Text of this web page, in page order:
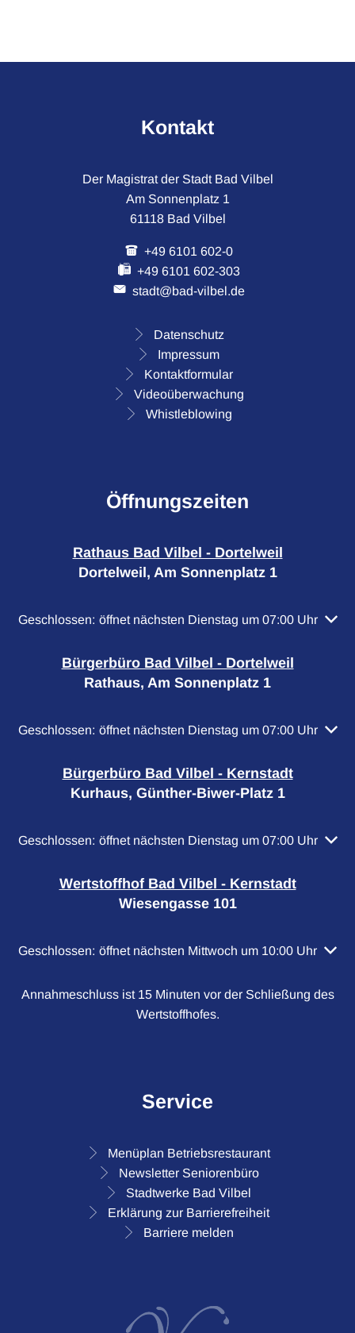
Kontakt
Der Magistrat der Stadt Bad Vilbel
Am Sonnenplatz 1
61118 Bad Vilbel
+49 6101 602-0
+49 6101 602-303
stadt@bad-vilbel.de
Datenschutz
Impressum
Kontaktformular
Videoüberwachung
Whistleblowing
Öffnungszeiten
Rathaus Bad Vilbel - Dortelweil
Dortelweil, Am Sonnenplatz 1
Klicken, um weitere Öffnungs- oder Schließzeiten
Geschlossen: öffnet nächsten Dienstag um 07:00 Uhr
Bürgerbüro Bad Vilbel - Dortelweil
Rathaus, Am Sonnenplatz 1
Klicken, um weitere Öffnungs- oder Schließzeiten
Geschlossen: öffnet nächsten Dienstag um 07:00 Uhr
Bürgerbüro Bad Vilbel - Kernstadt
Kurhaus, Günther-Biwer-Platz 1
Klicken, um weitere Öffnungs- oder Schließzeiten
Geschlossen: öffnet nächsten Dienstag um 07:00 Uhr
Wertstoffhof Bad Vilbel - Kernstadt
Wiesengasse 101
Klicken, um weitere Öffnungs- oder Schließzeiten
Geschlossen: öffnet nächsten Mittwoch um 10:00 Uhr
Annahmeschluss ist 15 Minuten vor der Schließung des
Wertstoffhofes.
Service
Menüplan Betriebsrestaurant
Newsletter Seniorenbüro
Stadtwerke Bad Vilbel
Erklärung zur Barrierefreiheit
Barriere melden